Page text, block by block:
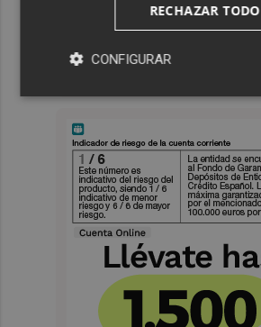
RECHAZAR TODO
CONFIGURAR